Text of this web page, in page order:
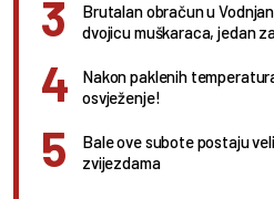
Brutalan obračun u
dvojicu muškaraca, jedan
Nakon paklenih
osvježenje!
Bale ove subote postaju
zvijezdama